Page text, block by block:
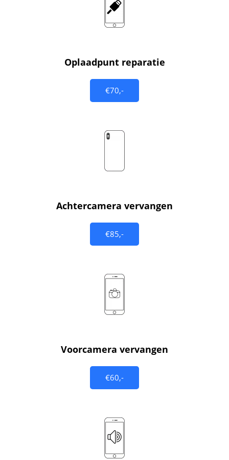
Oplaadpunt reparatie
€70,-
Achtercamera vervangen
€85,-
Voorcamera vervangen
€60,-